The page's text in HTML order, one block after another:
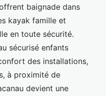
baignade dans
kayak famille et
en toute sécurité.
sécurisé enfants
des installations,
à proximité de
devient une